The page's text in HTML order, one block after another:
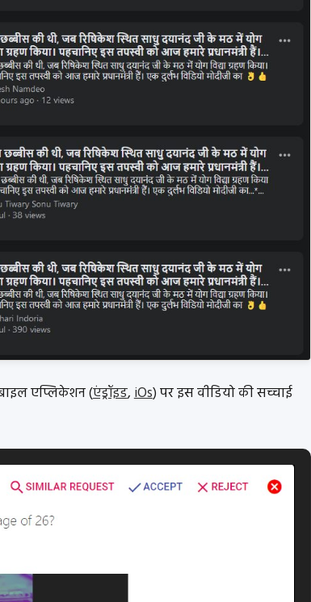
एप्लिकेशन (एंड्रॉइड,iOs) पर इस वीडियो की सच्चाई